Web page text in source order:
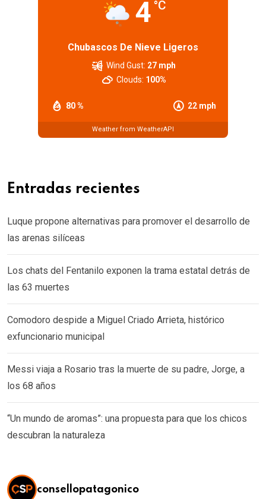
4 °C
Chubascos De Nieve Ligeros
80 % 22 mph
Wind Gust: 27 mph
Clouds: 100%
Weather from WeatherAPI
Entradas recientes
Luque propone alternativas para promover el desarrollo de
las arenas silíceas
Los chats del Fentanilo exponen la trama estatal detrás de
las 63 muertes
Comodoro despide a Miguel Criado Arrieta, histórico
exfuncionario municipal
Messi viaja a Rosario tras la muerte de su padre, Jorge, a
los 68 años
“Un mundo de aromas”: una propuesta para que los chicos
descubran la naturaleza
consellopatagonico